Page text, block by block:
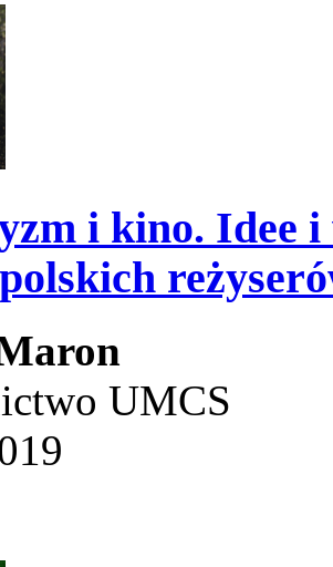
i kino. Idee
UMCS